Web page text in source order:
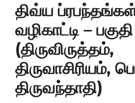
திவ்ய
வழிகாட்டி –
(திருவிருத்தம்,
திருவாசிரியம்,
திருவந்தாதி)